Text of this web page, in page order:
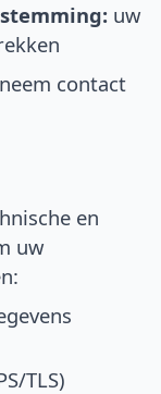
uw
contact
en
uw
TLS)